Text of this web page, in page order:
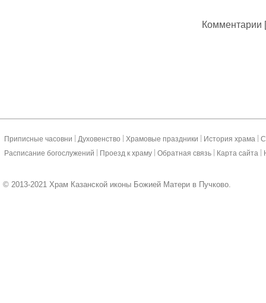
Комментарии
Приписные часовни Духовенство Храмовые праздники История храма
Расписание богослужений
Проезд к храму Обратная связь Карта сайта
© 2013-2021 Храм Казанской иконы Божией Матери в Пучково.